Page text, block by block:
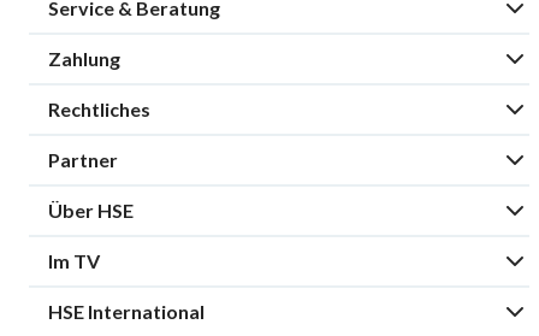
Service & Beratung
Zahlung
Rechtliches
Partner
Über HSE
Im TV
HSE International